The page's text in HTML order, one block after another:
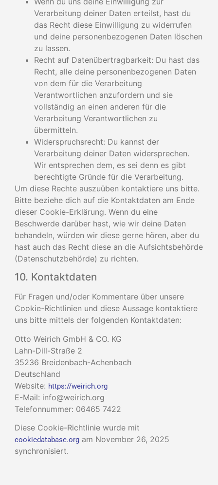
Verarbeitung deiner Daten erteilst, hast du
das Recht diese Einwilligung zu widerrufen
und deine personenbezogenen Daten löschen
zu lassen.
Recht auf Datenübertragbarkeit: Du hast das
Recht, alle deine personenbezogenen Daten
von dem für die Verarbeitung
Verantwortlichen anzufordern und sie
vollständig an einen anderen für die
Verarbeitung Verantwortlichen zu
übermitteln.
Widerspruchsrecht: Du kannst der
Verarbeitung deiner Daten widersprechen.
Wir entsprechen dem, es sei denn es gibt
berechtigte Gründe für die Verarbeitung.
Um diese Rechte auszuüben kontaktiere uns bitte.
Bitte beziehe dich auf die Kontaktdaten am Ende
dieser Cookie-Erklärung. Wenn du eine
Beschwerde darüber hast, wie wir deine Daten
behandeln, würden wir diese gerne hören, aber du
hast auch das Recht diese an die Aufsichtsbehörde
(Datenschutzbehörde) zu richten.
10. Kontaktdaten
Für Fragen und/oder Kommentare über unsere
Cookie-Richtlinien und diese Aussage kontaktiere
uns bitte mittels der folgenden Kontaktdaten:
Otto Weirich GmbH & CO. KG
Lahn-Dill-Straße 2
35236 Breidenbach-Achenbach
Deutschland
Website: https://weirich.org
E-Mail: info@weirich.org
Telefonnummer: 06465 7422
Diese Cookie-Richtlinie wurde mit
cookiedatabase.org am November 26, 2025
synchronisiert.